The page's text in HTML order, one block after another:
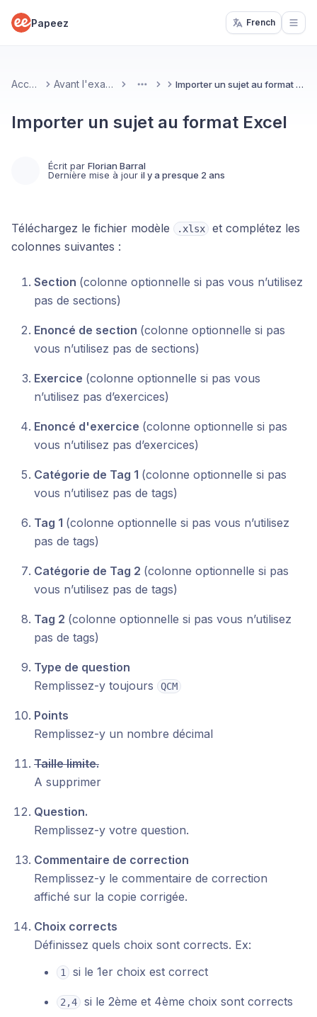
Papeez French
Accueil Avant l'examen More Importer un sujet au format Excel
Importer un sujet au format Excel
Écrit par Florian Barral
Dernière mise à jour il y a presque 2 ans
Téléchargez le fichier modèle .xlsx
et complétez les
colonnes suivantes :
Section (colonne optionnelle si pas vous n’utilisez
pas de sections)
Enoncé de section (colonne optionnelle si pas
vous n’utilisez pas de sections)
Exercice (colonne optionnelle si pas vous
n’utilisez pas d’exercices)
Enoncé d'exercice (colonne optionnelle si pas
vous n’utilisez pas d’exercices)
Catégorie de Tag 1 (colonne optionnelle si pas
vous n’utilisez pas de tags)
Tag 1 (colonne optionnelle si pas vous n’utilisez
pas de tags)
Catégorie de Tag 2 (colonne optionnelle si pas
vous n’utilisez pas de tags)
Tag 2 (colonne optionnelle si pas vous n’utilisez
pas de tags)
Type de question
Remplissez-y toujours
QCM
Points
Remplissez-y un nombre décimal
Taille limite.
A supprimer
Question.
Remplissez-y votre question.
Commentaire de correction
Remplissez-y le commentaire de correction
affiché sur la copie corrigée.
Choix corrects
Définissez quels choix sont corrects. Ex:
1 si le 1er choix est correct
2,4 si le 2ème et 4ème choix sont corrects